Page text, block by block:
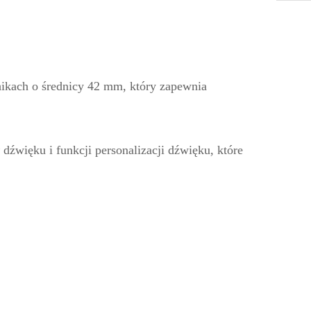
o średnicy 42 mm, który zapewnia
dźwięku i funkcji personalizacji dźwięku, które